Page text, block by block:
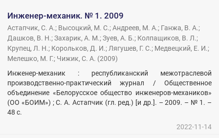
Инженер-механик. № 1. 2009
Астапчик, С. А.; Высоцкий, М. С.;Андреев, М. А.; Ганжа, В. А.;
Дашков, В. Н.;Захарик, А. М.;Зуев, А. Б.; Колпащиков, В. Л.;
Крупец, Л. Н.; Корольков, Д. И.; Лягушев, Г. С.; Медвецкий, Е. И.;
Мелешко, М. Г.; Чижик, С. А. (2009)
Инженер-механик : республиканский межотраслевой
производственно-практический журнал / Общественное
объединение «Белорусское общество инженеров-механиков»
(ОО «БОИМ») ; С. А. Астапчик (гл. ред.) [и др.]. – 2009. – № 1. –
48 с.
2022-11-14